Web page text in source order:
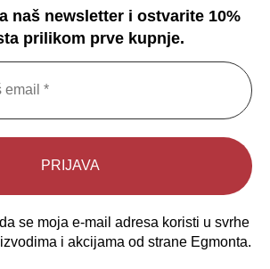
naš newsletter i ostvarite 10%
prilikom prve kupnje.
se moja e-mail adresa koristi u svrhe
i akcijama od strane Egmonta.